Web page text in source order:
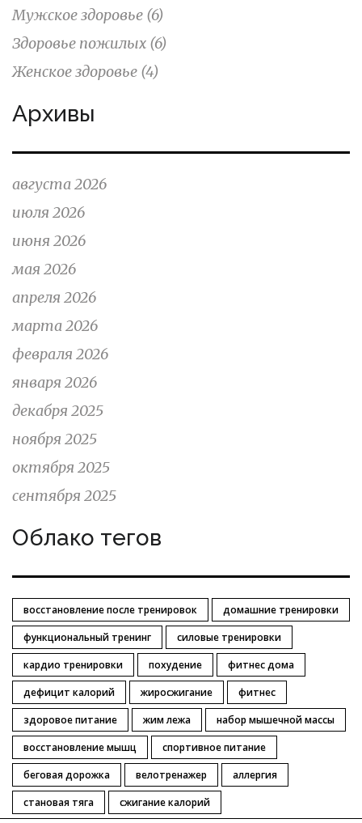
Мужское здоровье (6)
Здоровье пожилых (6)
Женское здоровье (4)
Архивы
августа 2026
июля 2026
июня 2026
мая 2026
апреля 2026
марта 2026
февраля 2026
января 2026
декабря 2025
ноября 2025
октября 2025
сентября 2025
Облако тегов
восстановление после тренировок
домашние тренировки
функциональный тренинг
силовые тренировки
кардио тренировки
похудение
фитнес дома
дефицит калорий
жиросжигание
фитнес
здоровое питание
жим лежа
набор мышечной массы
восстановление мышц
спортивное питание
беговая дорожка
велотренажер
аллергия
становая тяга
сжигание калорий